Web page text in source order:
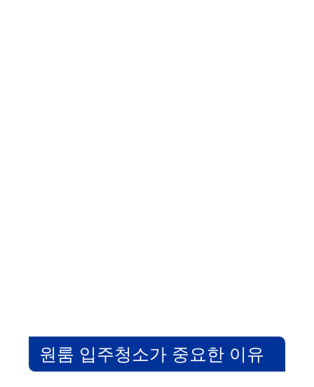
원룸 입주청소가 중요한 이유